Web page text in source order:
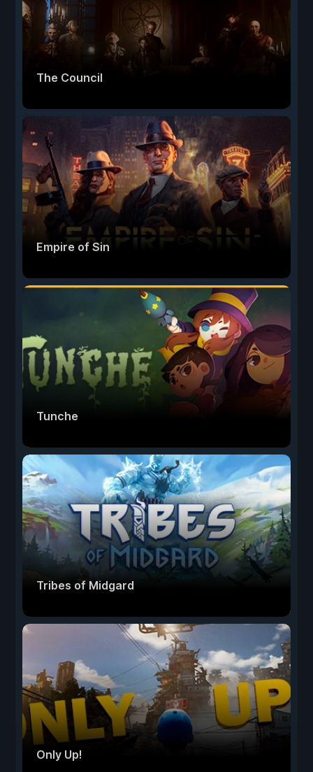
The Council
Empire of Sin
Tunche
Tribes of Midgard
Only Up!